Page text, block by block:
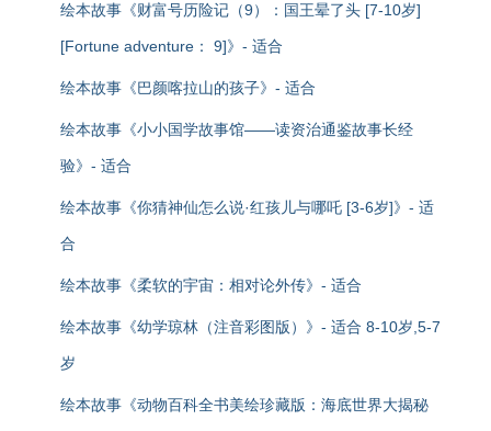
绘本故事《财富号历险记（9）：国王晕了头 [7-10岁]
[Fortune adventure： 9]》- 适合
绘本故事《巴颜喀拉山的孩子》- 适合
绘本故事《小小国学故事馆——读资治通鉴故事长经
验》- 适合
绘本故事《你猜神仙怎么说·红孩儿与哪吒 [3-6岁]》- 适
合
绘本故事《柔软的宇宙：相对论外传》- 适合
绘本故事《幼学琼林（注音彩图版）》- 适合 8-10岁,5-7
岁
绘本故事《动物百科全书美绘珍藏版：海底世界大揭秘